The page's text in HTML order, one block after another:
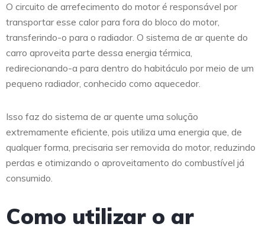
O circuito de arrefecimento do motor é responsável por
transportar esse calor para fora do bloco do motor,
transferindo-o para o radiador. O sistema de ar quente do
carro aproveita parte dessa energia térmica,
redirecionando-a para dentro do habitáculo por meio de um
pequeno radiador, conhecido como aquecedor.
Isso faz do sistema de ar quente uma solução
extremamente eficiente, pois utiliza uma energia que, de
qualquer forma, precisaria ser removida do motor, reduzindo
perdas e otimizando o aproveitamento do combustível já
consumido.
Como utilizar o ar